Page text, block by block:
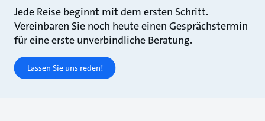
Jede Reise beginnt mit dem ersten Schritt.
Vereinbaren Sie noch heute einen Gesprächstermin
für eine erste unverbindliche Beratung.
Lassen Sie uns reden!